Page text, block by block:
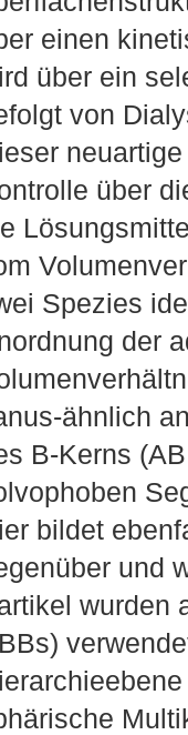
einen
über ein
von
über
Spezies
der
ähnlich
B-Kerns
bildet
und
wurden